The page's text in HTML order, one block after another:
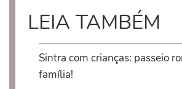
LEIA TAMBÉM
Sintra com crianças: passeio
família!